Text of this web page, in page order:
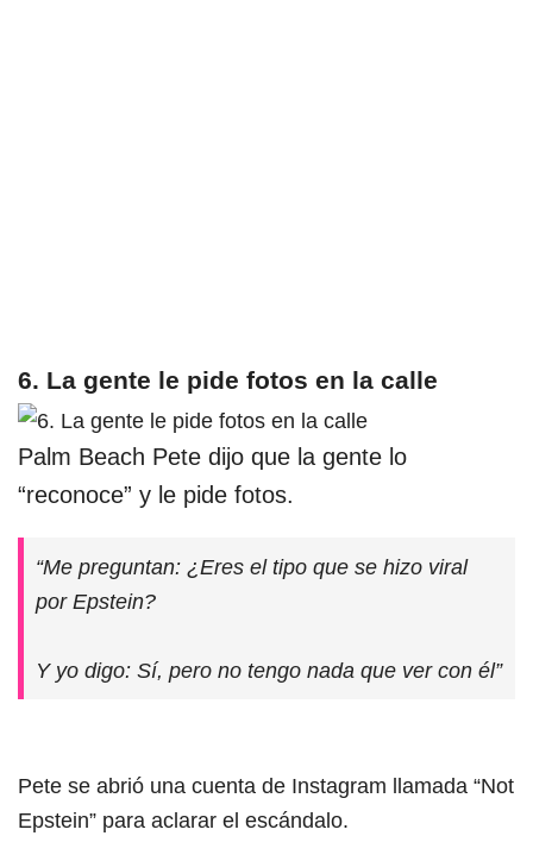
6. La gente le pide fotos en la calle
Palm Beach Pete dijo que la gente lo
“reconoce” y le pide fotos.
“Me preguntan: ¿Eres el tipo que se hizo viral
por Epstein?
Y yo digo: Sí, pero no tengo nada que ver con él”
Pete se abrió una cuenta de Instagram llamada “Not
Epstein” para aclarar el escándalo.